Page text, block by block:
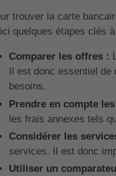
trouver la carte
quelques étapes clés
Comparer les offres :
Il est donc essentiel
besoins.
Prendre en compte
les frais annexes tels
Considérer les
services. Il est donc
Utiliser un